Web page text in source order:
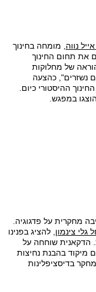
נווה , מומחה בחינוך
את תחום החינוך
של מחלוקות
נשזרים", כהצעה
ההיסטורי כיום.
במפגש.
מחקרית על פדגוגיה.
גלי צינמון , להציג בפנינו
הדקאנית שוחחה על
מיקוד בהבנת נחיצות
בדיסציפלינות